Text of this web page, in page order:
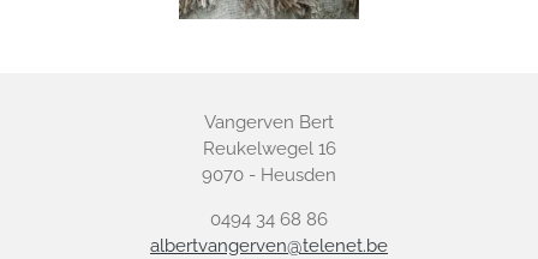
Vangerven Bert
Reukelwegel 16
9070 - Heusden
0494 34 68 86
albertvangerven@telenet.be